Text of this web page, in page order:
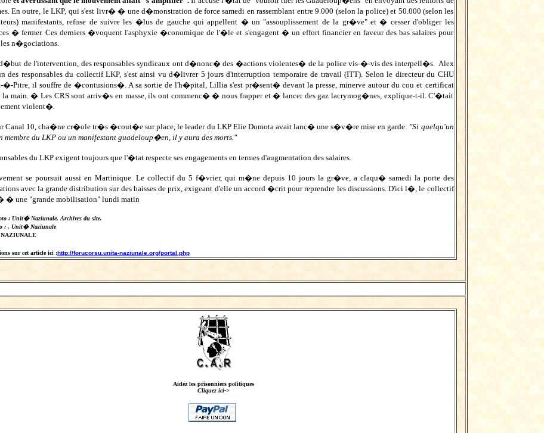
En outre, le LKP, qui s'est livr� � une d�monstration de force samedi en rassemblant entre 9.000 (selon la police) et 50.000 (selon les
manifestants, refuse de suivre les �lus de gauche qui appellent � un "assouplissement de la gr�ve" et � cesser d'obliger les
� fermer. Ces derniers �voquent l'asphyxie �conomique de l'�le et s'engagent � un effort financier en faveur des bas salaires pour
les n�gociations.
de l'intervention, des responsables syndicaux ont d�nonc� des �actions violentes� de la police vis-�-vis des interpell�s. Alex
des responsables du collectif LKP, s'est ainsi vu d�livrer 5 jours d'interruption temporaire de travail (ITT). Selon le directeur du CHU
�-Pitre, il souffre de �contusions�. A sa sortie de l'h�pital, Lillia s'est pr�sent� devant la presse, minerve autour du cou et certificat
main. � Les CRS sont arriv�s en masse, ils ont commenc� � nous frapper et � lancer des gaz lacrymog�nes, explique-t-il. C'�tait
violent�.
Canal 10, cha�ne cr�ole tr�s �cout�e sur place, le leader du LKP Elie Domota avait lanc� une s�v�re mise en garde: "Si quelqu'un
membre du LKP ou un manifestant guadeloup�en, il y aura des morts."
du LKP exigent toujours que l'�tat respecte ses engagements en termes d'augmentation des salaires.
se poursuit aussi en Martinique. Le collectif du 5 f�vrier, qui m�ne depuis 10 jours la gr�ve, a claqu� samedi la porte des
avec la grande distribution sur des baisses de prix, exigeant d'elle un accord �crit pour reprendre les discussions. D'ici l�, le collectif
� une "grande mobilisation" lundi matin
: Unit� Naziunale, Archives du site.
: , Unit� Naziunale
sur cet article ici :http://forucorsu.unita-naziunale.org/portal.php
Aidez les prisonniers politiques
Cliquez ici->